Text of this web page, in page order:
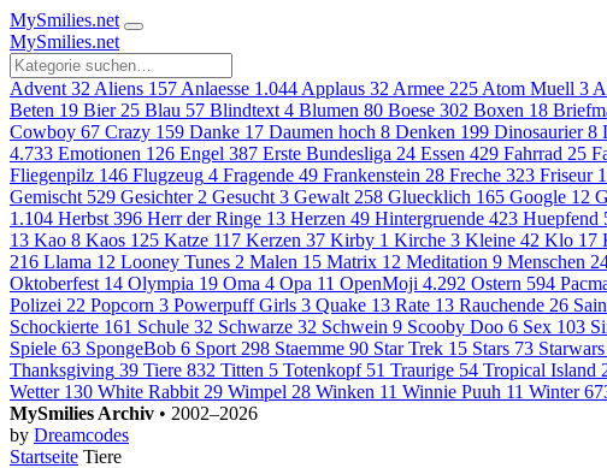
MySmilies.net
MySmilies.net
Advent 32 Aliens 157 Anlaesse 1.044 Applaus 32 Armee 225 Atom Muell 3
Beten 19 Bier 25 Blau 57 Blindtext 4 Blumen 80 Boese 302 Boxen 18
Cowboy 67 Crazy 159 Danke 17 Daumen hoch 8 Denken 199 Dinosaurier 8
4.733 Emotionen 126 Engel 387 Erste Bundesliga 24 Essen 429 Fahrrad 25
Fliegenpilz 146 Flugzeug 4 Fragende 49 Frankenstein 28 Freche 323 Friseur
Gemischt 529 Gesichter 2 Gesucht 3 Gewalt 258 Gluecklich 165 Google 12
1.104 Herbst 396 Herr der Ringe 13 Herzen 49 Hintergruende 423 Huepfend
13 Kao 8 Kaos 125 Katze 117 Kerzen 37 Kirby 1 Kirche 3 Kleine 42 Klo 17
216 Llama 12 Looney Tunes 2 Malen 15 Matrix 12 Meditation 9 Menschen
Oktoberfest 14 Olympia 19 Oma 4 Opa 11 OpenMoji 4.292 Ostern 594
Polizei 22 Popcorn 3 Powerpuff Girls 3 Quake 13 Rate 13 Rauchende 26
Schockierte 161 Schule 32 Schwarze 32 Schwein 9 Scooby Doo 6 Sex 103
Spiele 63 SpongeBob 6 Sport 298 Staemme 90 Star Trek 15 Stars 73 Starwars
Thanksgiving 39 Tiere 832 Titten 5 Totenkopf 51 Traurige 54 Tropical Island
Wetter 130 White Rabbit 29 Wimpel 28 Winken 11 Winnie Puuh 11 Winter
MySmilies Archiv • 2002–2026
by Dreamcodes
Startseite Tiere